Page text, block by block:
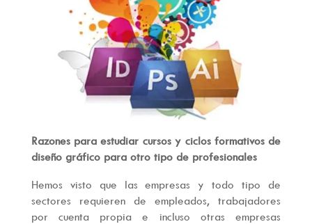
Razones para estudiar cursos y ciclos formativos de
diseño gráfico para otro tipo de profesionales
Hemos visto que las empresas y todo tipo de
sectores requieren de empleados, trabajadores
por cuenta propia e incluso otras empresas